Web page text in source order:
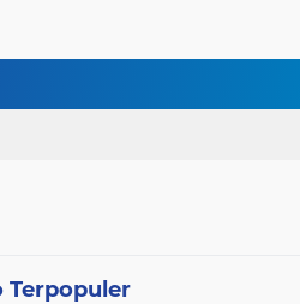
Giat Kampung Pancasila
Terpopuler